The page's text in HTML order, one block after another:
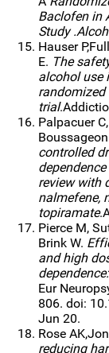
Baclofen in
Study
Hauser
E. The
alcohol use
trial
Palpacuer
controlled
review with
nalmefene,
topiramate
Pierce M,
Brink W.
and high
Eur
806. doi:
Jun 20.
Rose
reducing